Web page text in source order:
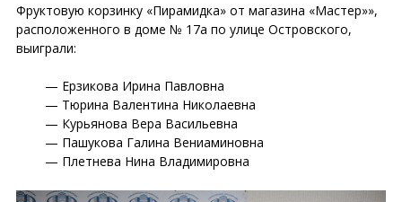
Фруктовую корзинку «Пирамидка» от магазина «Мастер»»,
расположенного в доме № 17а по улице Островского,
выиграли:
Ерзикова Ирина Павловна
Тюрина Валентина Николаевна
Курьянова Вера Васильевна
Пашукова Галина Вениаминовна
Плетнева Нина Владимировна